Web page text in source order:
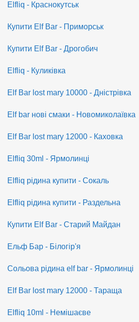
Elfliq - Краснокутськ
Купити Elf Bar - Приморськ
Купити Elf Bar - Дрогобич
Elfliq - Куликівка
Elf Bar lost mary 10000 - Дністрівка
Elf bar нові смаки - Новомиколаївка
Elf Bar lost mary 12000 - Каховка
Elfliq 30ml - Ярмолинці
Elfliq рідина купити - Сокаль
Elfliq рідина купити - Раздельна
Купити Elf Bar - Старий Майдан
Ельф Бар - Білогір'я
Сольова рідина elf bar - Ярмолинці
Elf Bar lost mary 12000 - Тараща
Elfliq 10ml - Немішаєве